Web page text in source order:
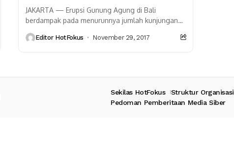
JAKARTA — Erupsi Gunung Agung di Bali
berdampak pada menurunnya jumlah kunjungan
Karena itu dia berharap bencana alam...
Editor HotFokus November 29, 2017
Sekilas HotFokus Struktur Organisasi
Pedoman Pemberitaan Media Siber